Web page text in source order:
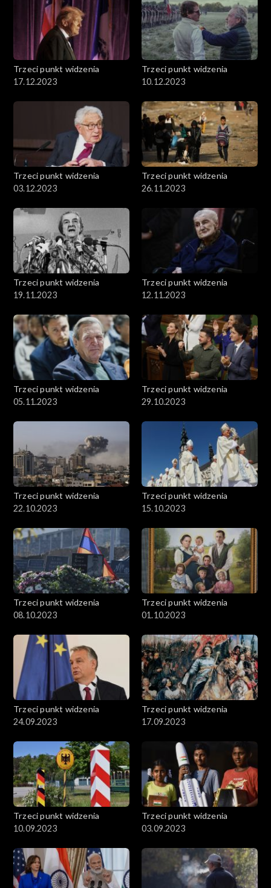
Trzeci punkt widzenia
17.12.2023
Trzeci punkt widzenia
10.12.2023
Trzeci punkt widzenia
03.12.2023
Trzeci punkt widzenia
26.11.2023
Trzeci punkt widzenia
19.11.2023
Trzeci punkt widzenia
12.11.2023
Trzeci punkt widzenia
05.11.2023
Trzeci punkt widzenia
29.10.2023
Trzeci punkt widzenia
22.10.2023
Trzeci punkt widzenia
15.10.2023
Trzeci punkt widzenia
08.10.2023
Trzeci punkt widzenia
01.10.2023
Trzeci punkt widzenia
24.09.2023
Trzeci punkt widzenia
17.09.2023
Trzeci punkt widzenia
10.09.2023
Trzeci punkt widzenia
03.09.2023